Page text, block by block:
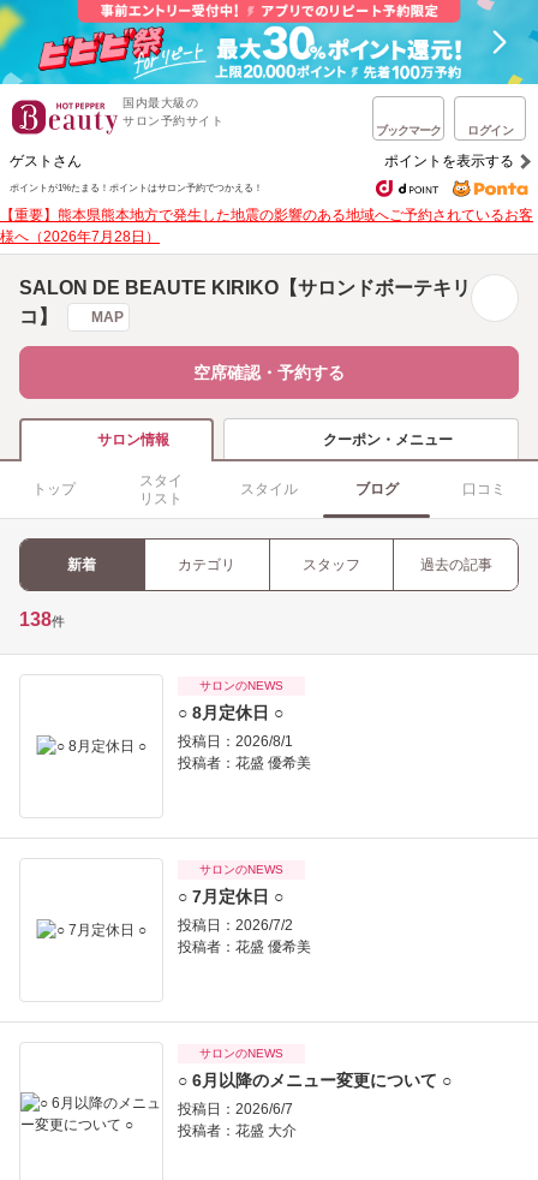
国内最大級の
サロン予約サイト
ブックマーク ログイン
ゲストさん ポイントを表示する
ポイントが1%たまる！ ポイントはサロン予約でつかえる！
【重要】熊本県熊本地方で発生した地震の影響のある地域へご予約されているお客
様へ（2026年7月28日）
SALON DE BEAUTE KIRIKO【サロンドボーテキリ
コ】
MAP
空席確認・予約する
サロン情報 クーポン・メニュー
トップ
スタイ
リスト
スタイル ブログ 口コミ
新着 カテゴリ スタッフ 過去の記事
138件
サロンのNEWS
○ 8月定休日 ○
投稿日：2026/8/1
投稿者： 花盛 優希美
サロンのNEWS
○ 7月定休日 ○
投稿日：2026/7/2
投稿者： 花盛 優希美
サロンのNEWS
○ 6月以降のメニュー変更について ○
投稿日：2026/6/7
投稿者： 花盛 大介